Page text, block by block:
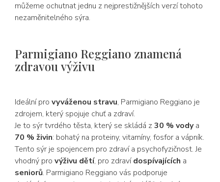
můžeme ochutnat jednu z nejprestižnějších verzí tohoto
nezaměnitelného sýra.
Parmigiano Reggiano znamená
zdravou výživu
Ideální pro vyváženou stravu, Parmigiano Reggiano je
zdrojem, který spojuje chuť a zdraví.
Je to sýr tvrdého těsta, který se skládá z30 % vodya
70 % živin: bohatý na proteiny, vitamíny, fosfor a vápník.
Tento sýr je spojencem pro zdraví a psychofyzičnost. Je
vhodný pro výživu dětí, pro zdravídospívajících a
seniorů. Parmigiano Reggiano vás podporuje